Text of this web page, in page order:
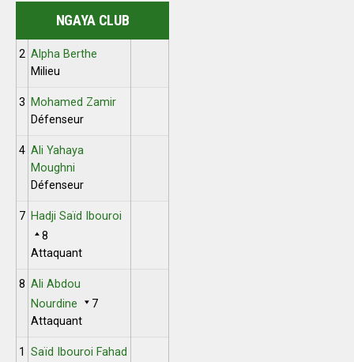
NGAYA CLUB
2 Alpha Berthe
Milieu
3 Mohamed Zamir
Défenseur
4 Ali Yahaya
Moughni
Défenseur
7 Hadji Saïd Ibouroi
8
Attaquant
8 Ali Abdou
Nourdine
7
Attaquant
1 Saïd Ibouroi Fahad